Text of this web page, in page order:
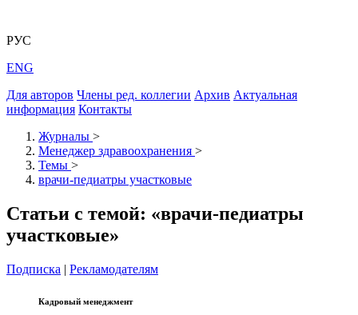
РУС
ENG
Для авторов Члены ред. коллегии Архив Актуальная
информация Контакты
Журналы >
Менеджер здравоохранения >
Темы >
врачи-педиатры участковые
Статьи с темой: «врачи-педиатры
участковые»
Подписка | Рекламодателям
Кадровый менеджмент